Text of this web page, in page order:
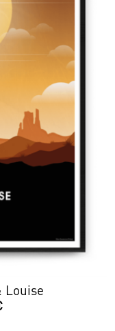
Louise